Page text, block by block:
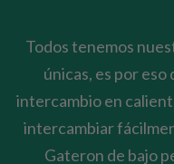
Todos tenemos
únicas, es por
intercambio en
intercambiar
Gateron de bajo